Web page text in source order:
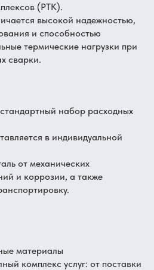
(РТК).
высокой надежностью,
и способностью
термические нагрузки при
сварки.
набор расходных
в индивидуальной
от механических
и коррозии, а также
материалы
комплекс услуг: от поставки